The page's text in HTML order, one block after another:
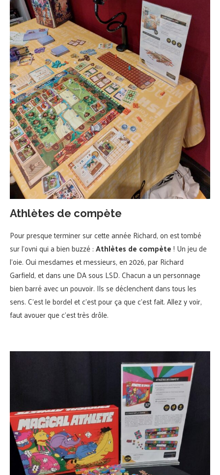
Athlètes de compète
Pour presque terminer sur cette année Richard, on est tombé
sur l’ovni qui a bien buzzé :Athlètes de compète! Un jeu de
l’oie. Oui mesdames et messieurs, en 2026, par Richard
Garfield, et dans une DA sous LSD. Chacun a un personnage
bien barré avec un pouvoir. Ils se déclenchent dans tous les
sens. C’est le bordel et c’est pour ça que c’est fait. Allez y voir,
faut avouer que c’est très drôle.